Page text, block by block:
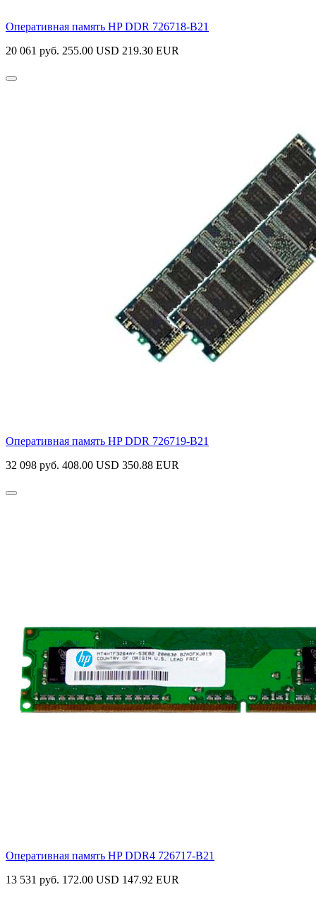
Оперативная память HP DDR 726718-B21
20 061 руб. 255.00 USD 219.30 EUR
Оперативная память HP DDR 726719-B21
32 098 руб. 408.00 USD 350.88 EUR
Оперативная память HP DDR4 726717-B21
13 531 руб. 172.00 USD 147.92 EUR